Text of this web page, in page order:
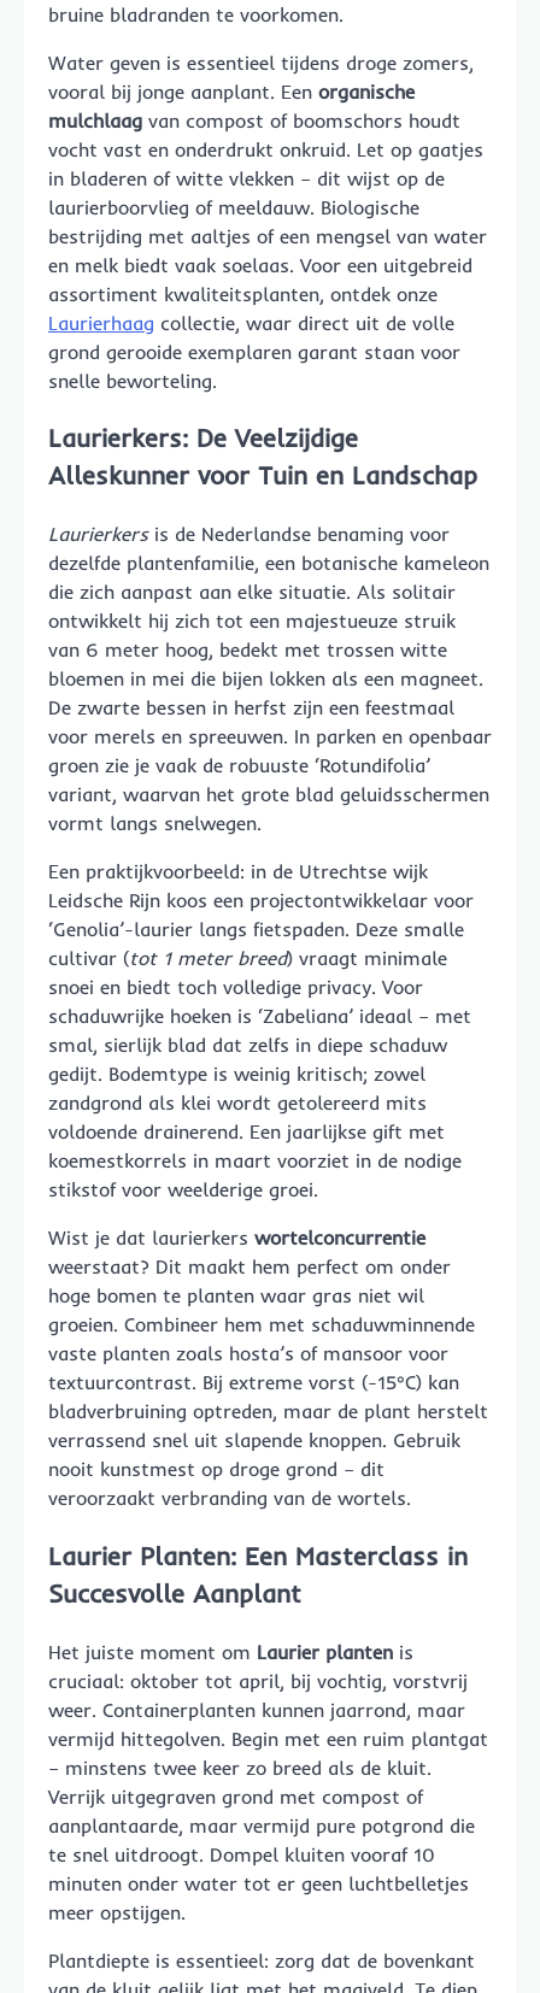
bruine bladranden te voorkomen.
Water geven is essentieel tijdens droge zomers,
vooral bij jonge aanplant. Een organische
mulchlaag van compost of boomschors houdt
vocht vast en onderdrukt onkruid. Let op gaatjes
in bladeren of witte vlekken – dit wijst op de
laurierboorvlieg of meeldauw. Biologische
bestrijding met aaltjes of een mengsel van water
en melk biedt vaak soelaas. Voor een uitgebreid
assortiment kwaliteitsplanten, ontdek onze
Laurierhaag collectie, waar direct uit de volle
grond gerooide exemplaren garant staan voor
snelle beworteling.
Laurierkers: De Veelzijdige
Alleskunner voor Tuin en Landschap
Laurierkersis de Nederlandse benaming voor
dezelfde plantenfamilie, een botanische kameleon
die zich aanpast aan elke situatie. Als solitair
ontwikkelt hij zich tot een majestueuze struik
van 6 meter hoog, bedekt met trossen witte
bloemen in mei die bijen lokken als een magneet.
De zwarte bessen in herfst zijn een feestmaal
voor merels en spreeuwen. In parken en openbaar
groen zie je vaak de robuuste ‘Rotundifolia’
variant, waarvan het grote blad geluidsschermen
vormt langs snelwegen.
Een praktijkvoorbeeld: in de Utrechtse wijk
Leidsche Rijn koos een projectontwikkelaar voor
‘Genolia’-laurier langs fietspaden. Deze smalle
cultivar (tot 1 meter breed) vraagt minimale
snoei en biedt toch volledige privacy. Voor
schaduwrijke hoeken is ‘Zabeliana’ ideaal – met
smal, sierlijk blad dat zelfs in diepe schaduw
gedijt. Bodemtype is weinig kritisch; zowel
zandgrond als klei wordt getolereerd mits
voldoende drainerend. Een jaarlijkse gift met
koemestkorrels in maart voorziet in de nodige
stikstof voor weelderige groei.
Wist je dat laurierkers wortelconcurrentie
weerstaat? Dit maakt hem perfect om onder
hoge bomen te planten waar gras niet wil
groeien. Combineer hem met schaduwminnende
vaste planten zoals hosta’s of mansoor voor
textuurcontrast. Bij extreme vorst (-15°C) kan
bladverbruining optreden, maar de plant herstelt
verrassend snel uit slapende knoppen. Gebruik
nooit kunstmest op droge grond – dit
veroorzaakt verbranding van de wortels.
Laurier Planten: Een Masterclass in
Succesvolle Aanplant
Het juiste moment om Laurier planten is
cruciaal: oktober tot april, bij vochtig, vorstvrij
weer. Containerplanten kunnen jaarrond, maar
vermijd hittegolven. Begin met een ruim plantgat
– minstens twee keer zo breed als de kluit.
Verrijk uitgegraven grond met compost of
aanplantaarde, maar vermijd pure potgrond die
te snel uitdroogt. Dompel kluiten vooraf 10
minuten onder water tot er geen luchtbelletjes
meer opstijgen.
Plantdiepte is essentieel: zorg dat de bovenkant